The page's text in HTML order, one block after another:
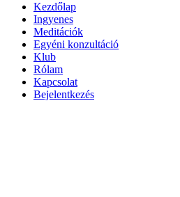
Kezdőlap
Ingyenes
Meditációk
Egyéni konzultáció
Klub
Rólam
Kapcsolat
Bejelentkezés